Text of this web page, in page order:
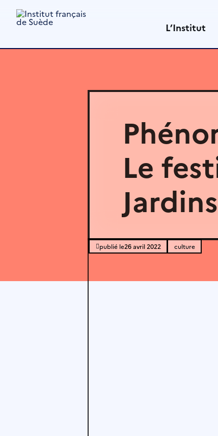
L’Institut
Le
26 avril 2022 culture